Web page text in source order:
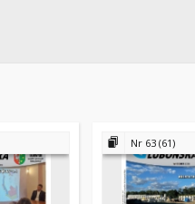
Nr 63 (61)